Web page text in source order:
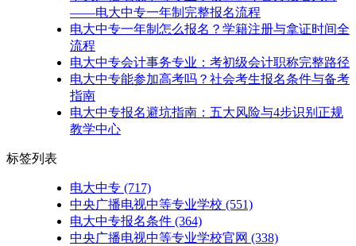
——电大中专一年制完整报名流程
电大中专一年制怎么报名？学籍注册与拿证时间全
流程
电大中专会计事务专业：考初级会计职称完整路径
电大中专能参加高考吗？社会考生报名条件与备考
指南
电大中专报名避坑指南：五大风险与4步识别正规
教学中心
标签列表
电大中专 (717)
中央广播电视中等专业学校 (551)
电大中专报名条件 (364)
中央广播电视中等专业学校官网 (338)